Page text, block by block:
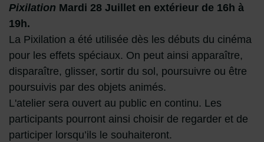
Pixilation Mardi 28 Juillet en extérieur de 16h à
19h.
La Pixilation a été utilisée dès les débuts du cinéma
pour les effets spéciaux. On peut ainsi apparaître,
disparaître, glisser, sortir du sol, poursuivre ou être
poursuivis par des objets animés.
L'atelier sera ouvert au public en continu. Les
participants pourront ainsi choisir de regarder et de
participer lorsqu’ils le souhaiteront.